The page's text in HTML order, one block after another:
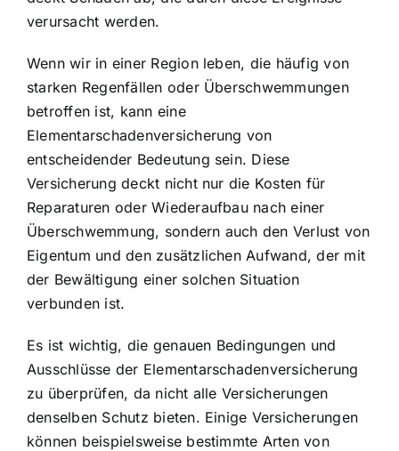
verursacht werden.
Wenn wir in einer Region leben, die häufig von
starken Regenfällen oder Überschwemmungen
betroffen ist, kann eine
Elementarschadenversicherung von
entscheidender Bedeutung sein. Diese
Versicherung deckt nicht nur die Kosten für
Reparaturen oder Wiederaufbau nach einer
Überschwemmung, sondern auch den Verlust von
Eigentum und den zusätzlichen Aufwand, der mit
der Bewältigung einer solchen Situation
verbunden ist.
Es ist wichtig, die genauen Bedingungen und
Ausschlüsse der Elementarschadenversicherung
zu überprüfen, da nicht alle Versicherungen
denselben Schutz bieten. Einige Versicherungen
können beispielsweise bestimmte Arten von